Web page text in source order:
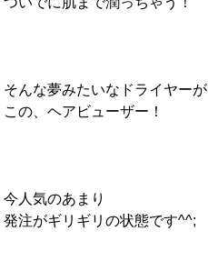
そんな夢みたいなドライヤーが
この、ヘアビューザー！
今人気のあまり
発注がギリギリの状態です^^;